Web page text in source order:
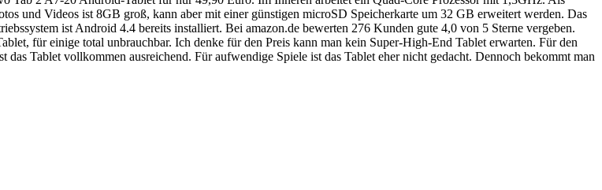
und Videos ist 8GB groß, kann aber mit einer günstigen microSD Speicherkarte um 32 GB erweitert werden. Das
ist Android 4.4 bereits installiert. Bei amazon.de bewerten 276 Kunden gute 4,0 von 5 Sterne vergeben.
für einige total unbrauchbar. Ich denke für den Preis kann man kein Super-High-End Tablet erwarten. Für den
Tablet vollkommen ausreichend. Für aufwendige Spiele ist das Tablet eher nicht gedacht. Dennoch bekommt man